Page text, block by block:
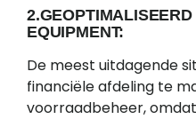
EQUIPMENT:
De meest uitdagende
financiële afdeling te
voorraadbeheer,